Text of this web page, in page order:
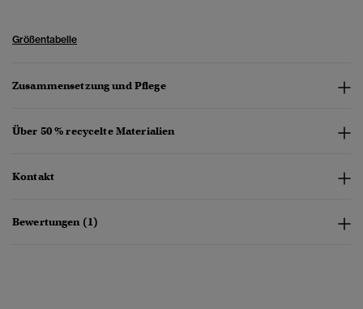
Größentabelle
Zusammensetzung und Pflege
Über 50 % recycelte Materialien
Kontakt
Bewertungen (1)